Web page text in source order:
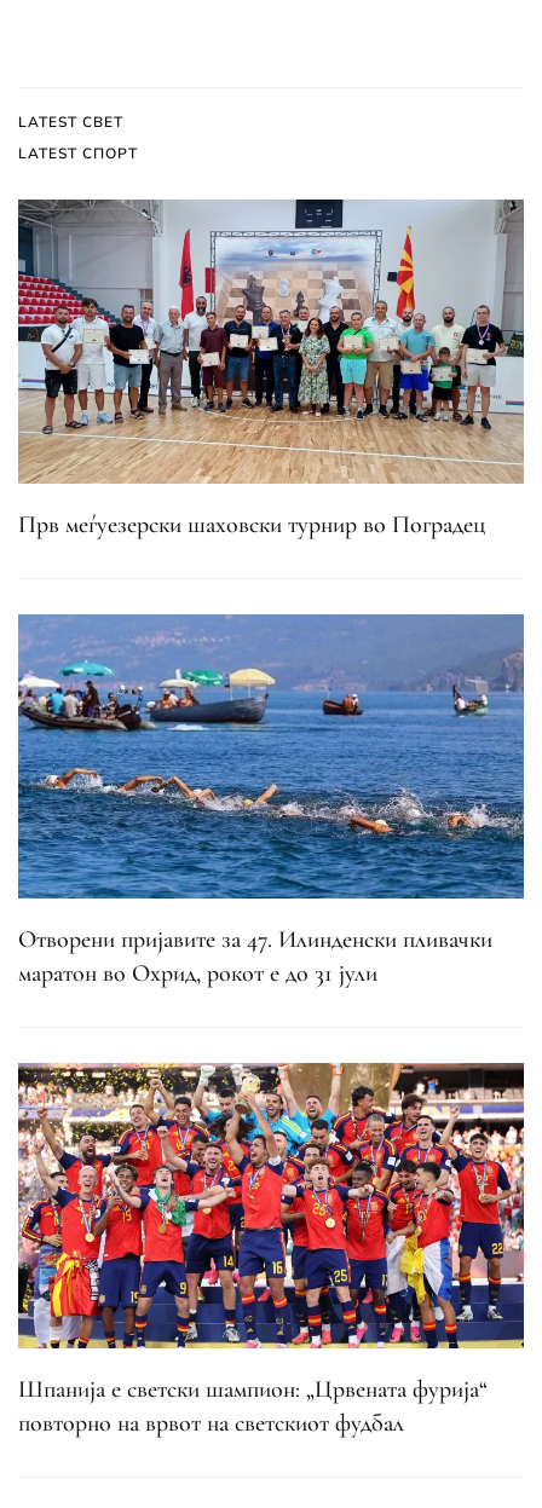
LATEST СВЕТ
LATEST СПОРТ
Прв меѓуезерски шаховски турнир во Поградец
Отворени пријавите за 47. Илинденски пливачки
маратон во Охрид, рокот е до 31 јули
Шпанија е светски шампион: „Црвената фурија“
повторно на врвот на светскиот фудбал